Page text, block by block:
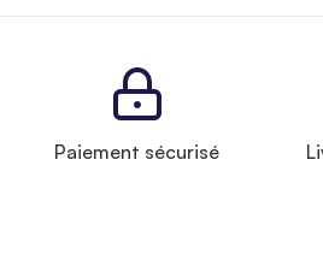
Paiement sécurisé